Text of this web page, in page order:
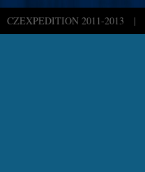
CZEXPEDITION 2011-2013 |